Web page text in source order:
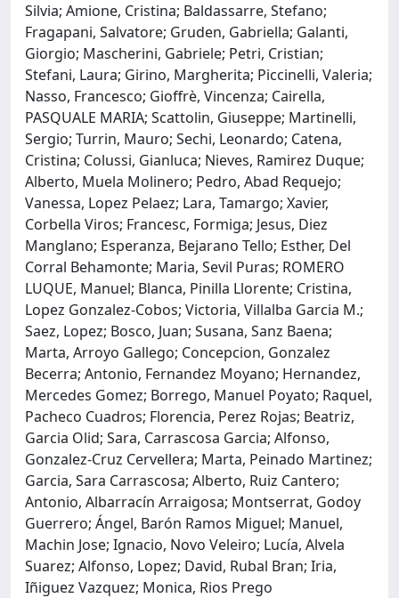
Silvia; Amione, Cristina; Baldassarre, Stefano;
Fragapani, Salvatore; Gruden, Gabriella; Galanti,
Giorgio; Mascherini, Gabriele; Petri, Cristian;
Stefani, Laura; Girino, Margherita; Piccinelli, Valeria;
Nasso, Francesco; Gioffrè, Vincenza; Cairella,
PASQUALE MARIA; Scattolin, Giuseppe; Martinelli,
Sergio; Turrin, Mauro; Sechi, Leonardo; Catena,
Cristina; Colussi, Gianluca; Nieves, Ramirez Duque;
Alberto, Muela Molinero; Pedro, Abad Requejo;
Vanessa, Lopez Pelaez; Lara, Tamargo; Xavier,
Corbella Viros; Francesc, Formiga; Jesus, Diez
Manglano; Esperanza, Bejarano Tello; Esther, Del
Corral Behamonte; Maria, Sevil Puras; ROMERO
LUQUE, Manuel; Blanca, Pinilla Llorente; Cristina,
Lopez Gonzalez-Cobos; Victoria, Villalba Garcia M.;
Saez, Lopez; Bosco, Juan; Susana, Sanz Baena;
Marta, Arroyo Gallego; Concepcion, Gonzalez
Becerra; Antonio, Fernandez Moyano; Hernandez,
Mercedes Gomez; Borrego, Manuel Poyato; Raquel,
Pacheco Cuadros; Florencia, Perez Rojas; Beatriz,
Garcia Olid; Sara, Carrascosa Garcia; Alfonso,
Gonzalez-Cruz Cervellera; Marta, Peinado Martinez;
Garcia, Sara Carrascosa; Alberto, Ruiz Cantero;
Antonio, Albarracín Arraigosa; Montserrat, Godoy
Guerrero; Ángel, Barón Ramos Miguel; Manuel,
Machin Jose; Ignacio, Novo Veleiro; Lucía, Alvela
Suarez; Alfonso, Lopez; David, Rubal Bran; Iria,
Iñiguez Vazquez; Monica, Rios Prego